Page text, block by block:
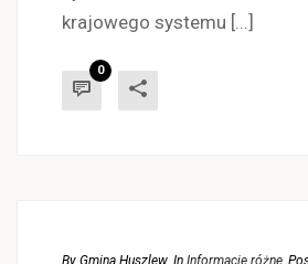
krajowego systemu [...]
0
By Gmina Huszlew In Informacje różne